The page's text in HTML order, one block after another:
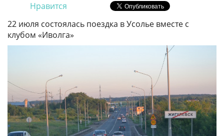
Нравится
22 июля состоялась поездка в Усолье вместе с
клубом «Иволга»